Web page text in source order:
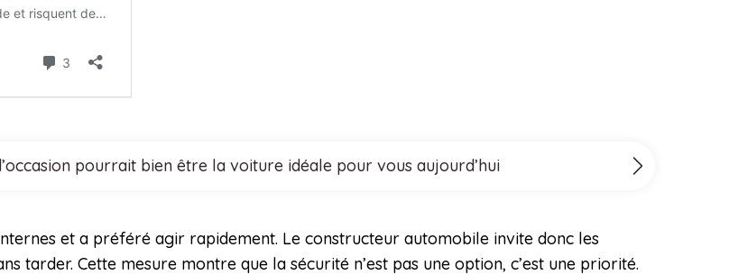
pourrait bien être la voiture idéale pour vous aujourd’hui
et a préféré agir rapidement. Le constructeur automobile invite donc les
tarder. Cette mesure montre que la sécurité n’est pas une option, c’est une priorité.